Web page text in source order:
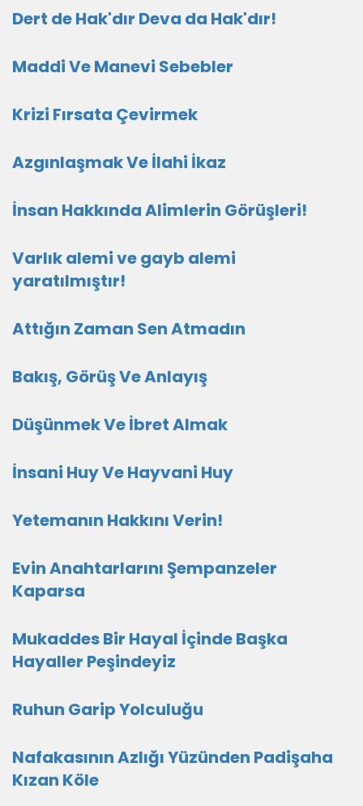
Dert de Hak'dır Deva da Hak'dır!
Maddi Ve Manevi Sebebler
Krizi Fırsata Çevirmek
Azgınlaşmak Ve İlahi İkaz
İnsan Hakkında Alimlerin Görüşleri!
Varlık alemi ve gayb alemi
yaratılmıştır!
Attığın Zaman Sen Atmadın
Bakış, Görüş Ve Anlayış
Düşünmek Ve İbret Almak
İnsani Huy Ve Hayvani Huy
Yetemanın Hakkını Verin!
Evin Anahtarlarını Şempanzeler
Kaparsa
Mukaddes Bir Hayal İçinde Başka
Hayaller Peşindeyiz
Ruhun Garip Yolculuğu
Nafakasının Azlığı Yüzünden Padişaha
Kızan Köle